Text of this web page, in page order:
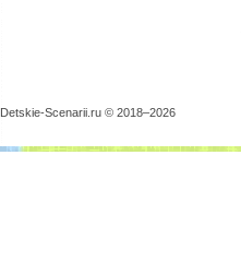
Detskie-Scenarii.ru © 2018–2026